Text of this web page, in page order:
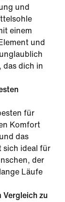
und
einem
und
das dich in
für
Komfort
das
sich ideal für
der
Läufe
Vergleich zu